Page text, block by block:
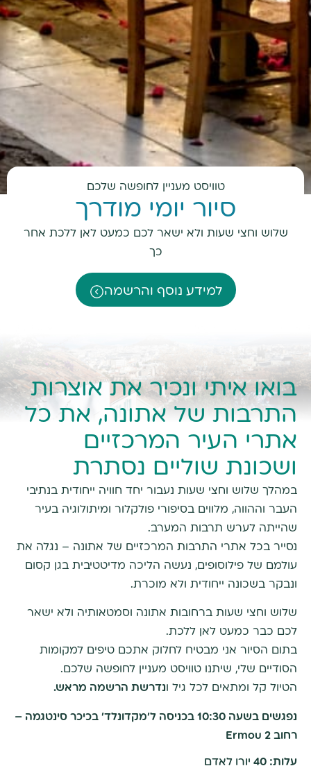
טוויסט מעניין לחופשה שלכם
סיור יומי מודרך
שלוש וחצי שעות ולא ישאר לכם כמעט לאן ללכת אחר
כך
למידע נוסף והרשמה
בואו איתי ונכיר את אוצרות
התרבות של אתונה, את כל
אתרי העיר המרכזיים
ושכונת שוליים נסתרת
במהלך שלוש וחצי שעות נעבור יחד חוויה ייחודית בנתיבי
העבר וההווה, מלווים בסיפורי פולקלור ומיתולוגיה בעיר
שהייתה לערש תרבות המערב.
נסייר בכל אתרי התרבות המרכזיים של אתונה – נגלה את
עולמם של פילוסופים, נעשה הליכה מדיטטיבית בגן קסום
ונבקר בשכונה ייחודית ולא מוכרת.
שלוש וחצי שעות ברחובות אתונה וסמטאותיה ולא ישאר
לכם כבר כמעט לאן ללכת.
בתום הסיור אני מבטיח לחלוק אתכם טיפים למקומות
הסודיים שלי, שיתנו טוויסט מעניין לחופשה שלכם.
הטיול קל ומתאים לכל גיל ונדרשת הרשמה מראש.
נפגשים בשעה 10:30 בכניסה ל'מקדונלד' בכיכר סינטגמה –
רחוב Ermou 2
עלות: 40 יורו לאדם